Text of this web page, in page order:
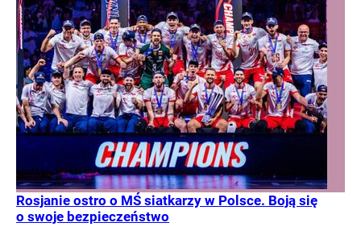
Rosjanie ostro o MŚ siatkarzy w Polsce. Boją się
o swoje bezpieczeństwo